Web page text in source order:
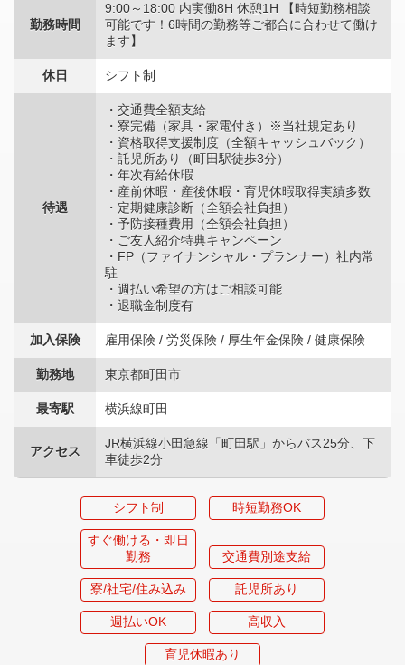
勤務時間
9:00～18:00 内実働8H 休憩1H 【時短勤務相談
可能です！6時間の勤務等ご都合に合わせて働け
ます】
休日 シフト制
待遇
・交通費全額支給
・寮完備（家具・家電付き）※当社規定あり
・資格取得支援制度（全額キャッシュバック）
・託児所あり（町田駅徒歩3分）
・年次有給休暇
・産前休暇・産後休暇・育児休暇取得実績多数
・定期健康診断（全額会社負担）
・予防接種費用（全額会社負担）
・ご友人紹介特典キャンペーン
・FP（ファイナンシャル・プランナー）社内常
駐
・週払い希望の方はご相談可能
・退職金制度有
加入保険 雇用保険 / 労災保険 / 厚生年金保険 / 健康保険
勤務地 東京都町田市
最寄駅 横浜線町田
アクセス
JR横浜線小田急線「町田駅」からバス25分、下
車徒歩2分
シフト制 時短勤務OK
すぐ働ける・即日
勤務
交通費別途支給
寮/社宅/住み込み 託児所あり
週払いOK 高収入
育児休暇あり